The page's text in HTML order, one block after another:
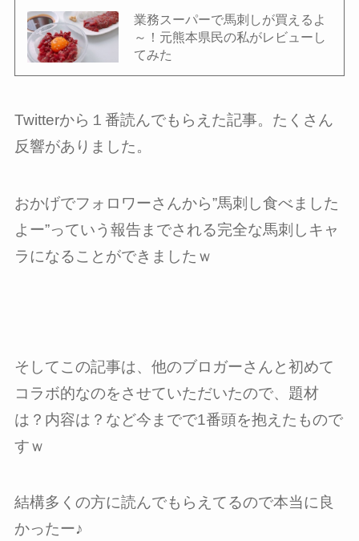
業務スーパーで馬刺しが買えるよ
～！元熊本県民の私がレビューし
てみた
Twitterから１番読んでもらえた記事。たくさん
反響がありました。
おかげでフォロワーさんから”馬刺し食べました
よー”っていう報告までされる完全な馬刺しキャ
ラになることができましたｗ
そしてこの記事は、他のブロガーさんと初めて
コラボ的なのをさせていただいたので、題材
は？内容は？など今までで1番頭を抱えたもので
すｗ
結構多くの方に読んでもらえてるので本当に良
かったー♪